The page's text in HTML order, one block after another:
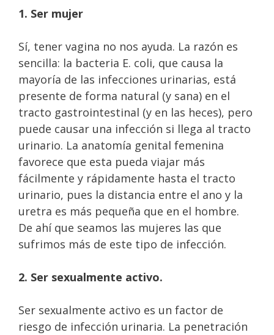
1. Ser mujer
Sí, tener vagina no nos ayuda. La razón es
sencilla: la bacteria E. coli, que causa la
mayoría de las infecciones urinarias, está
presente de forma natural (y sana) en el
tracto gastrointestinal (y en las heces), pero
puede causar una infección si llega al tracto
urinario. La anatomía genital femenina
favorece que esta pueda viajar más
fácilmente y rápidamente hasta el tracto
urinario, pues la distancia entre el ano y la
uretra es más pequeña que en el hombre.
De ahí que seamos las mujeres las que
sufrimos más de este tipo de infección.
2. Ser sexualmente activo.
Ser sexualmente activo es un factor de
riesgo de infección urinaria. La penetración